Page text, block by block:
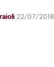
22/07/2018